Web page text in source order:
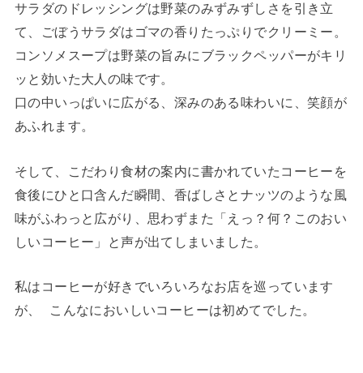
サラダのドレッシングは野菜のみずみずしさを引き立
て、ごぼうサラダはゴマの香りたっぷりでクリーミー。
コンソメスープは野菜の旨みにブラックペッパーがキリ
ッと効いた大人の味です。
口の中いっぱいに広がる、深みのある味わいに、笑顔が
あふれます。
そして、こだわり食材の案内に書かれていたコーヒーを
食後にひと口含んだ瞬間、香ばしさとナッツのような風
味がふわっと広がり、思わずまた「えっ？何？このおい
しいコーヒー」と声が出てしまいました。
私はコーヒーが好きでいろいろなお店を巡っています
が、 こんなにおいしいコーヒーは初めてでした。